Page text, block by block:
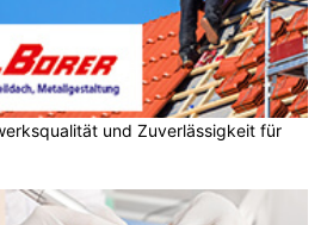
und Zuverlässigkeit für